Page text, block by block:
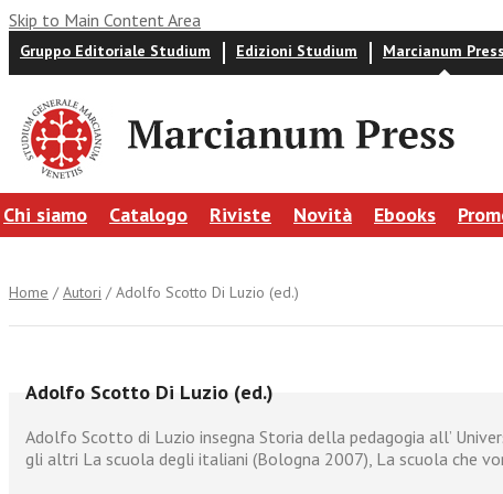
Skip to Main Content Area
Gruppo Editoriale Studium Edizioni Studium Marcianum Press
Chi siamo Catalogo Riviste Novità Ebooks
Home /Autori / Adolfo Scotto Di Luzio (ed.)
Adolfo Scotto Di Luzio (ed.)
Adolfo Scotto di Luzio insegna Storia della pedagogia all’
gli altri La scuola degli italiani (Bologna 2007), La scuola che